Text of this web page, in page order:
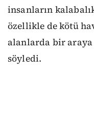
insanların
özellikle de kötü
alanlarda bir
söyledi.